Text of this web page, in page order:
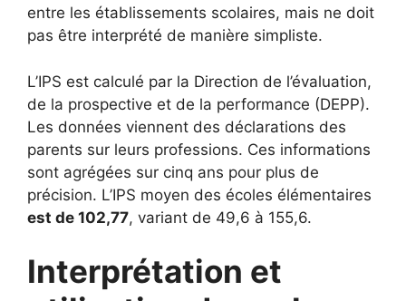
entre les établissements scolaires, mais ne doit
pas être interprété de manière simpliste.
L’IPS est calculé par la Direction de l’évaluation,
de la prospective et de la performance (DEPP).
Les données viennent des déclarations des
parents sur leurs professions. Ces informations
sont agrégées sur cinq ans pour plus de
précision. L’IPS moyen des écoles élémentaires
est de 102,77, variant de 49,6 à 155,6.
Interprétation et